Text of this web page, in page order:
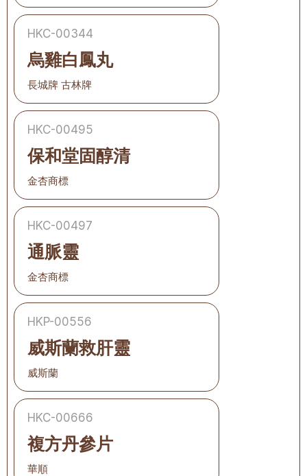
HKC-00344
烏雞白鳳丸
長城牌 古林牌
HKC-00495
保和堂固醇清
金杏商標
HKC-00497
通脈靈
金杏商標
HKP-00556
威斯蘭救肝靈
威斯蘭
HKC-00666
複方丹參片
華順